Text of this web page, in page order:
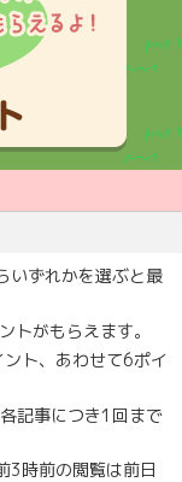
いずれかを選ぶと最
トがもらえます。
ト、あわせて6ポイ
記事につき1回まで
3時前の閲覧は前日